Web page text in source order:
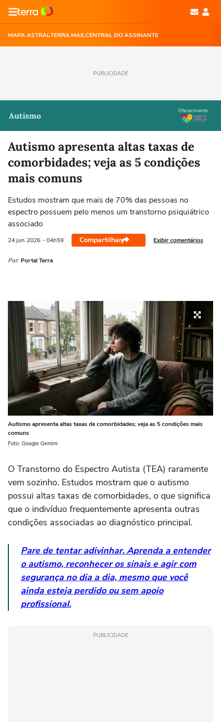
MAPA ASTRALTERRA MAILCENTRAL DO ASSINANTE
PUBLICIDADE
Autismo Oferecimento
Autismo apresenta altas taxas de
comorbidades; veja as 5 condições
mais comuns
Estudos mostram que mais de 70% das pessoas no
espectro possuem pelo menos um transtorno psiquiátrico
associado
24 jun 2026 - 04h59 Compartilhar Exibir comentários
Por: Portal Terra
Autismo apresenta altas taxas de comorbidades; veja as 5 condições mais
comuns
Foto: Google Gemini
O Transtorno do Espectro Autista (TEA) raramente
vem sozinho. Estudos mostram que o autismo
possui altas taxas de comorbidades, o que significa
que o indivíduo frequentemente apresenta outras
condições associadas ao diagnóstico principal.
Pare de tentar adivinhar. Aprenda a entender
o autismo, reconhecer os sinais e agir com
segurança no dia a dia, mesmo que você
ainda esteja perdido ou sem apoio
profissional.
PUBLICIDADE